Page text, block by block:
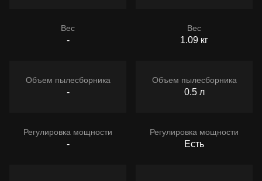
Вес
-
Объем пылесборника
-
Регулировка мощности
-
Вес
1.09 кг
Объем пылесборника
0.5 л
Регулировка мощности
Есть